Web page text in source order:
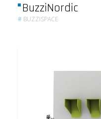
BuzziNordic
# BUZZISPACE